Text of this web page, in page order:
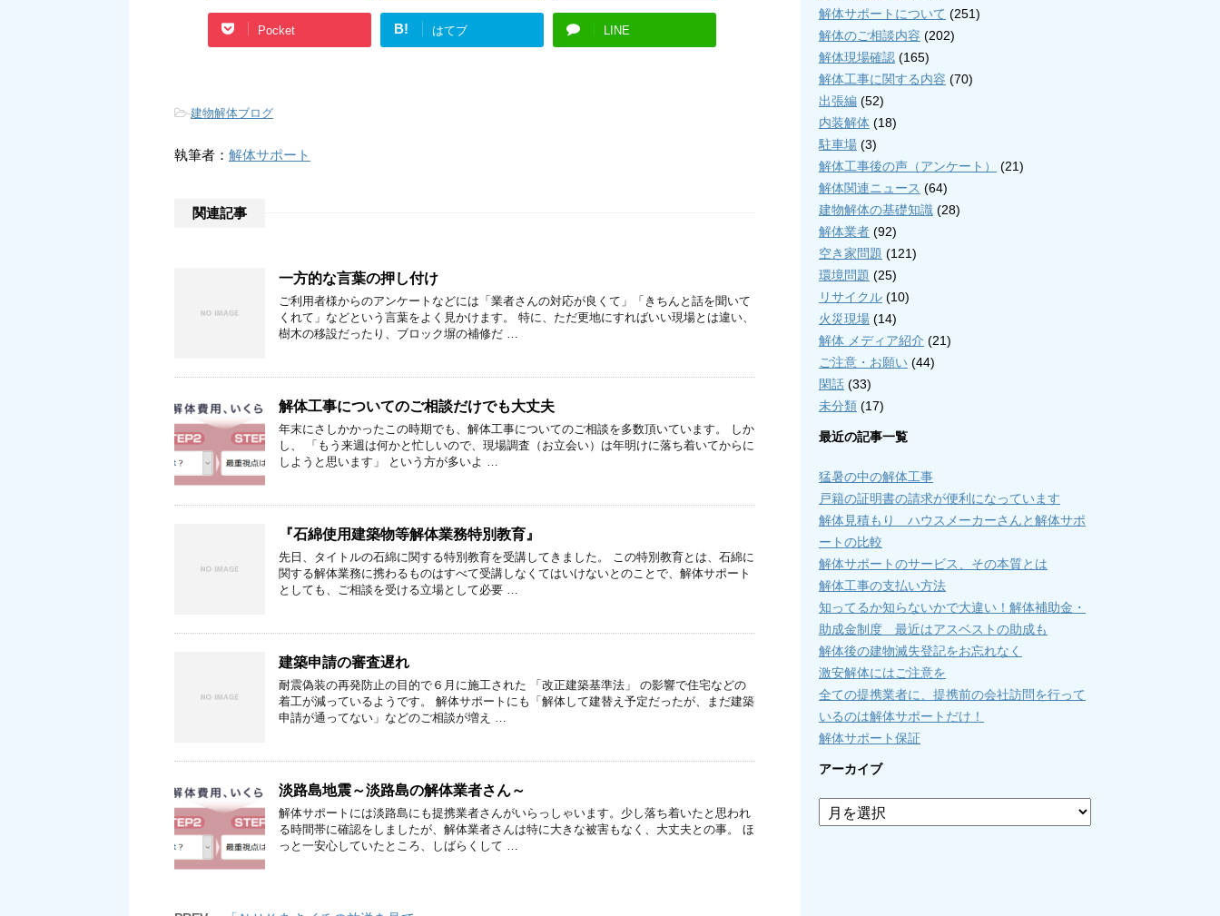
Pocket B! はてブ LINE
-建物解体ブログ
執筆者： 解体サポート
関連記事
一方的な言葉の押し付け
ご利用者様からのアンケートなどには「業者さんの対応が良くて」「きちんと話を聞いて
くれて」などという言葉をよく見かけます。 特に、ただ更地にすればいい現場とは違い、
樹木の移設だったり、ブロック塀の補修だ …
解体工事についてのご相談だけでも大丈夫
年末にさしかかったこの時期でも、解体工事についてのご相談を多数頂いています。 しか
し、 「もう来週は何かと忙しいので、現場調査（お立会い）は年明けに落ち着いてからに
しようと思います」 という方が多いよ …
『石綿使用建築物等解体業務特別教育』
先日、タイトルの石綿に関する特別教育を受講してきました。 この特別教育とは、石綿に
関する解体業務に携わるものはすべて受講しなくてはいけないとのことで、解体サポート
としても、ご相談を受ける立場として必要 …
建築申請の審査遅れ
耐震偽装の再発防止の目的で６月に施工された 「改正建築基準法」 の影響で住宅などの
着工が減っているようです。 解体サポートにも「解体して建替え予定だったが、まだ建築
申請が通ってない」などのご相談が増え …
淡路島地震～淡路島の解体業者さん～
解体サポートには淡路島にも提携業者さんがいらっしゃいます。少し落ち着いたと思われ
る時間帯に確認をしましたが、解体業者さんは特に大きな被害もなく、大丈夫との事。 ほ
っと一安心していたところ、しばらくして …
解体サポートについて (251)
解体のご相談内容 (202)
解体現場確認 (165)
解体工事に関する内容 (70)
出張編 (52)
内装解体 (18)
駐車場 (3)
解体工事後の声（アンケート）
(21)
解体関連ニュース (64)
建物解体の基礎知識 (28)
解体業者 (92)
空き家問題 (121)
環境問題 (25)
リサイクル (10)
火災現場 (14)
解体 メディア紹介 (21)
ご注意・お願い (44)
閑話 (33)
未分類 (17)
最近の記事一覧
猛暑の中の解体工事
戸籍の証明書の請求が便利になっています
解体見積もり ハウスメーカーさんと解体サポ
ートの比較
解体サポートのサービス、その本質とは
解体工事の支払い方法
知ってるか知らないかで大違い！解体補助金・
助成金制度 最近はアスベストの助成も
解体後の建物滅失登記をお忘れなく
激安解体にはご注意を
全ての提携業者に、提携前の会社訪問を行って
いるのは解体サポートだけ！
解体サポート保証
アーカイブ
ア
ー